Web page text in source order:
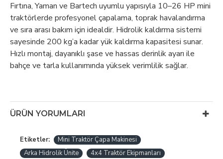
Fırtına, Yaman ve Bartech uyumlu yapısıyla 10–26 HP mini
traktörlerde profesyonel çapalama, toprak havalandırma
ve sıra arası bakım için idealdir. Hidrolik kaldırma sistemi
sayesinde 200 kg’a kadar yük kaldırma kapasitesi sunar.
Hızlı montaj, dayanıklı şase ve hassas derinlik ayarı ile
bahçe ve tarla kullanımında yüksek verimlilik sağlar.
ÜRÜN YORUMLARI
Etiketler:
Mini Traktör Çapa Makinesi
Arka Hidrolik Ünite
4x4 Traktör Ekipmanları